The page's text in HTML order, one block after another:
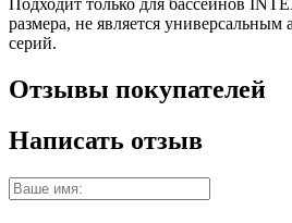
Подходит только для бассейнов
размера, не является универсальным
серий.
Отзывы покупателей
Написать отзыв